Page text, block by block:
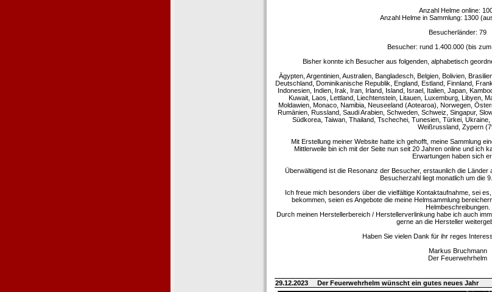
Anzahl Helme online:
Anzahl Helme in Sammlung: 1300
Besucherländer: 79
Besucher: rund 1.400.000 (bis
Bisher konnte ich Besucher aus folgenden, alphabetisch
Ägypten, Argentinien, Australien, Bangladesch, Belgien, Bolivien,
Deutschland, Dominikanische Republik, England, Estland, Finnland,
Indonesien, Indien, Irak, Iran, Irland, Island, Israel, Italien, Japan,
Kuwait, Laos, Lettland, Liechtenstein, Litauen, Luxemburg, Libyen,
Moldawien, Monaco, Namibia, Neuseeland (Aotearoa), Norwegen,
Rumänien, Russland, Saudi Arabien, Schweden, Schweiz, Singapur,
Südkorea, Taiwan, Thailand, Tschechei, Tunesien, Türkei,
Weißrussland, Zypern
Mit Erstellung meiner Website hatte ich gehofft, meine Sammlung
Mittlerweile bin ich mit der Seite nun seit 20 Jahren online und ich
Erwartungen haben sich
Überwältigend ist die Resonanz der Besucher, erstaunlich die Länder
Besucherzahl liegt monatlich um die
Ich freue mich besonders über die vielfältige Kontaktaufnahme, sei
bekommen, seien es Angebote die meine Helmsammlung
Helmbeschreibungen.
Durch meinen Herstellerbereich / Herstellerverlinkung habe ich auch
gerne an die Hersteller
Haben Sie vielen Dank für ihr reges
Markus Bruchmann
Der Feuerwehrhelm
29.12.2023 Der Feuerwehrhelm wünscht ein gutes neues Jahr